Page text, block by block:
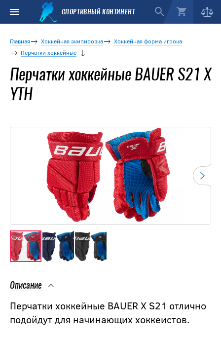
СПОРТИВНЫЙ КОНТИНЕНТ
Главная Хоккейная экипировка
Хоккейная форма игрока
Перчатки хоккейные
Перчатки хоккейные BAUER S21 X
YTH
Описание
Перчатки хоккейные BAUER X S21 отлично
подойдут для начинающих хоккеистов.